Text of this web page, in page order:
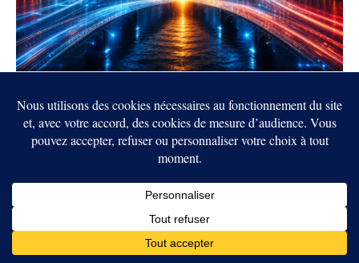
veulent rapprocher leurs règles sur les
stablecoins